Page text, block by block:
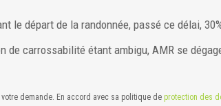
le départ de la randonnée, passé ce délai,
de carrossabilité étant ambigu, AMR se
demande. En accord avec sa politique de protection des